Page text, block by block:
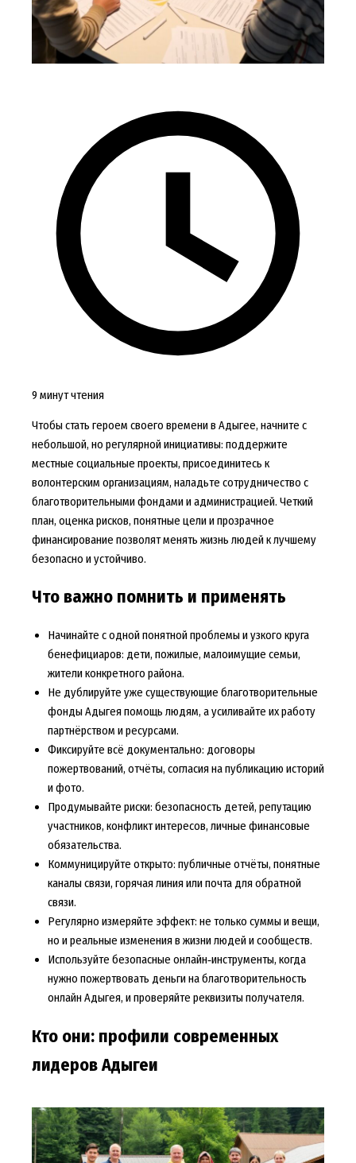
9 минут чтения
Чтобы стать героем своего времени в Адыгее, начните с
небольшой, но регулярной инициативы: поддержите
местные социальные проекты, присоединитесь к
волонтерским организациям, наладьте сотрудничество с
благотворительными фондами и администрацией. Четкий
план, оценка рисков, понятные цели и прозрачное
финансирование позволят менять жизнь людей к лучшему
безопасно и устойчиво.
Что важно помнить и применять
Начинайте с одной понятной проблемы и узкого круга
бенефициаров: дети, пожилые, малоимущие семьи,
жители конкретного района.
Не дублируйте уже существующие благотворительные
фонды Адыгея помощь людям, а усиливайте их работу
партнёрством и ресурсами.
Фиксируйте всё документально: договоры
пожертвований, отчёты, согласия на публикацию историй
и фото.
Продумывайте риски: безопасность детей, репутацию
участников, конфликт интересов, личные финансовые
обязательства.
Коммуницируйте открыто: публичные отчёты, понятные
каналы связи, горячая линия или почта для обратной
связи.
Регулярно измеряйте эффект: не только суммы и вещи,
но и реальные изменения в жизни людей и сообществ.
Используйте безопасные онлайн‑инструменты, когда
нужно пожертвовать деньги на благотворительность
онлайн Адыгея, и проверяйте реквизиты получателя.
Кто они: профили современных
лидеров Адыгеи